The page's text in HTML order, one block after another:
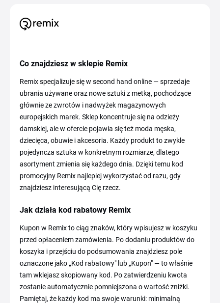
Co znajdziesz w sklepie Remix
Remix specjalizuje się w second hand online — sprzedaje
ubrania używane oraz nowe sztuki z metką, pochodzące
głównie ze zwrotów i nadwyżek magazynowych
europejskich marek. Sklep koncentruje się na odzieży
damskiej, ale w ofercie pojawia się też moda męska,
dziecięca, obuwie i akcesoria. Każdy produkt to zwykle
pojedyncza sztuka w konkretnym rozmiarze, dlatego
asortyment zmienia się każdego dnia. Dzięki temu kod
promocyjny Remix najlepiej wykorzystać od razu, gdy
znajdziesz interesującą Cię rzecz.
Jak działa kod rabatowy Remix
Kupon w Remix to ciąg znaków, który wpisujesz w koszyku
przed opłaceniem zamówienia. Po dodaniu produktów do
koszyka i przejściu do podsumowania znajdziesz pole
oznaczone jako „Kod rabatowy" lub „Kupon" — to właśnie
tam wklejasz skopiowany kod. Po zatwierdzeniu kwota
zostanie automatycznie pomniejszona o wartość zniżki.
Pamiętaj, że każdy kod ma swoje warunki: minimalną